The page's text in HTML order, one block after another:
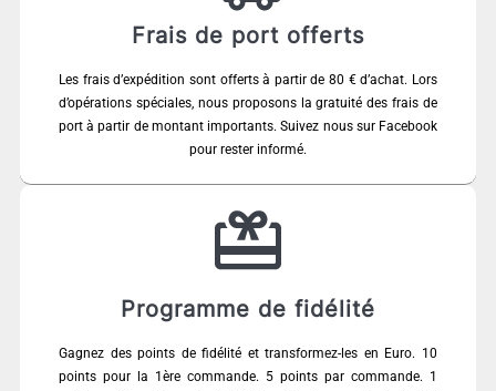
Frais de port offerts
Les frais d’expédition sont offerts à partir de 80 € d’achat. Lors
d’opérations spéciales, nous proposons la gratuité des frais de
port à partir de montant importants. Suivez nous sur Facebook
pour rester informé.
Programme de fidélité
Gagnez des points de fidélité et transformez-les en Euro. 10
points pour la 1ère commande. 5 points par commande. 1